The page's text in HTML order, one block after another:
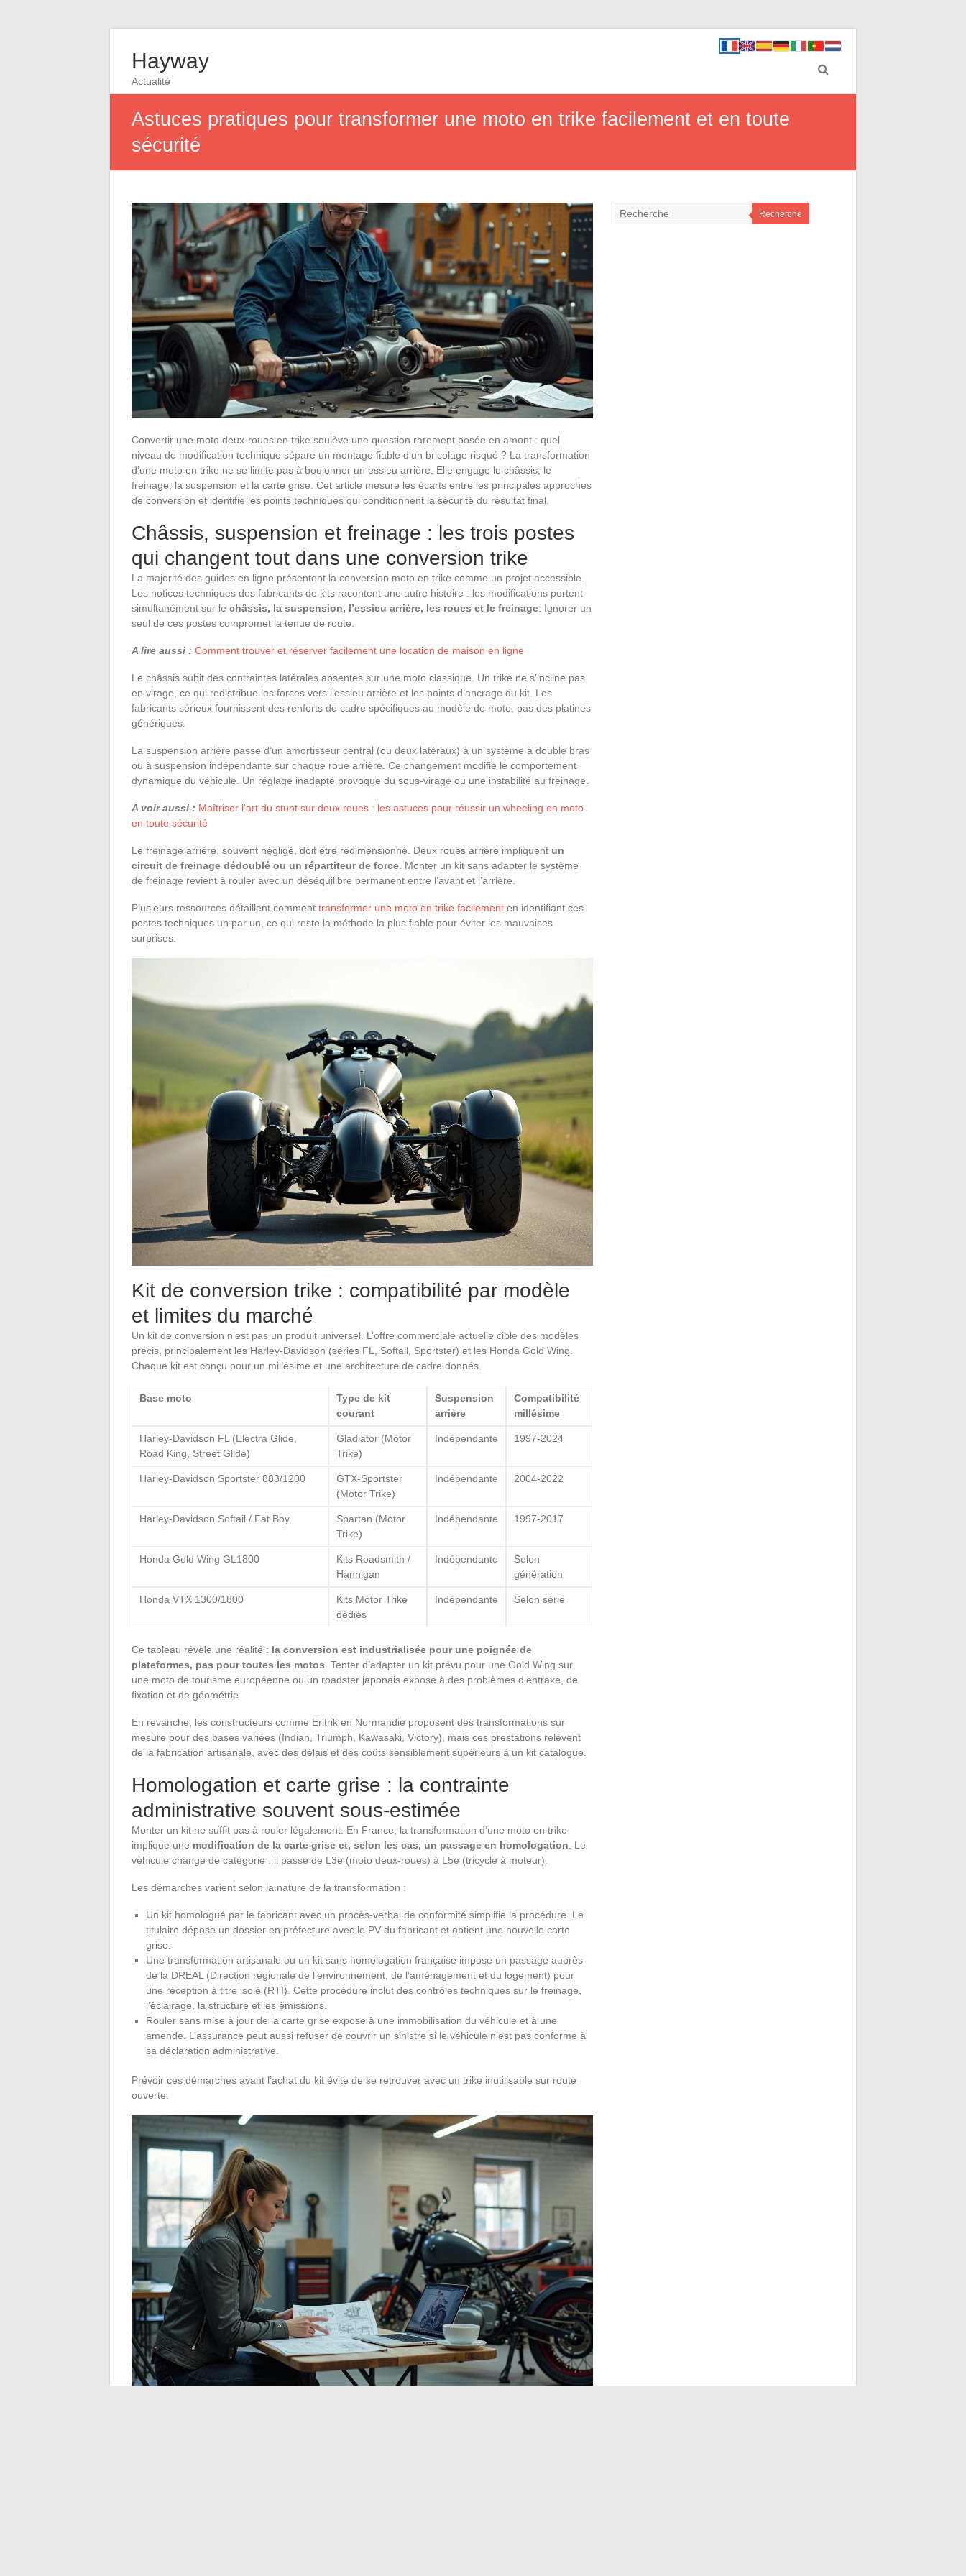
Hayway
Actualité
Astuces pratiques pour transformer une moto en trike facilement et en toute
sécurité
Convertir une moto deux-roues en trike soulève une question rarement posée en amont : quel
niveau de modification technique sépare un montage fiable d’un bricolage risqué ? La transformation
d’une moto en trike ne se limite pas à boulonner un essieu arrière. Elle engage le châssis, le
freinage, la suspension et la carte grise. Cet article mesure les écarts entre les principales approches
de conversion et identifie les points techniques qui conditionnent la sécurité du résultat final.
Châssis, suspension et freinage : les trois postes
qui changent tout dans une conversion trike
La majorité des guides en ligne présentent la conversion moto en trike comme un projet accessible.
Les notices techniques des fabricants de kits racontent une autre histoire : les modifications portent
simultanément sur le châssis, la suspension, l’essieu arrière, les roues et le freinage . Ignorer un
seul de ces postes compromet la tenue de route.
A lire aussi : Comment trouver et réserver facilement une location de maison en ligne
Le châssis subit des contraintes latérales absentes sur une moto classique. Un trike ne s’incline pas
en virage, ce qui redistribue les forces vers l’essieu arrière et les points d’ancrage du kit. Les
fabricants sérieux fournissent des renforts de cadre spécifiques au modèle de moto, pas des platines
génériques.
La suspension arrière passe d’un amortisseur central (ou deux latéraux) à un système à double bras
ou à suspension indépendante sur chaque roue arrière. Ce changement modifie le comportement
dynamique du véhicule. Un réglage inadapté provoque du sous-virage ou une instabilité au freinage.
A voir aussi : Maîtriser l'art du stunt sur deux roues : les astuces pour réussir un wheeling en moto
en toute sécurité
Le freinage arrière, souvent négligé, doit être redimensionné. Deux roues arrière impliquent un
circuit de freinage dédoublé ou un répartiteur de force . Monter un kit sans adapter le système
de freinage revient à rouler avec un déséquilibre permanent entre l’avant et l’arrière.
Plusieurs ressources détaillent comment transformer une moto en trike facilement en identifiant ces
postes techniques un par un, ce qui reste la méthode la plus fiable pour éviter les mauvaises
surprises.
Kit de conversion trike : compatibilité par modèle
et limites du marché
Un kit de conversion n’est pas un produit universel. L’offre commerciale actuelle cible des modèles
précis, principalement les Harley-Davidson (séries FL, Softail, Sportster) et les Honda Gold Wing.
Chaque kit est conçu pour un millésime et une architecture de cadre donnés.
Base moto
Type de kit
courant
Suspension
arrière
Compatibilité
millésime
Harley-Davidson FL (Electra Glide,
Road King, Street Glide)
Gladiator (Motor
Trike)
Indépendante 1997-2024
Harley-Davidson Sportster 883/1200
GTX-Sportster
(Motor Trike)
Indépendante 2004-2022
Harley-Davidson Softail / Fat Boy
Spartan (Motor
Trike)
Indépendante 1997-2017
Honda Gold Wing GL1800
Kits Roadsmith /
Hannigan
Indépendante
Selon
génération
Honda VTX 1300/1800
Kits Motor Trike
dédiés
Indépendante Selon série
Ce tableau révèle une réalité : la conversion est industrialisée pour une poignée de
plateformes, pas pour toutes les motos . Tenter d’adapter un kit prévu pour une Gold Wing sur
une moto de tourisme européenne ou un roadster japonais expose à des problèmes d’entraxe, de
fixation et de géométrie.
En revanche, les constructeurs comme Eritrik en Normandie proposent des transformations sur
mesure pour des bases variées (Indian, Triumph, Kawasaki, Victory), mais ces prestations relèvent
de la fabrication artisanale, avec des délais et des coûts sensiblement supérieurs à un kit catalogue.
Homologation et carte grise : la contrainte
administrative souvent sous-estimée
Monter un kit ne suffit pas à rouler légalement. En France, la transformation d’une moto en trike
implique une modification de la carte grise et, selon les cas, un passage en homologation . Le
véhicule change de catégorie : il passe de L3e (moto deux-roues) à L5e (tricycle à moteur).
Les démarches varient selon la nature de la transformation :
Un kit homologué par le fabricant avec un procès-verbal de conformité simplifie la procédure. Le
titulaire dépose un dossier en préfecture avec le PV du fabricant et obtient une nouvelle carte
grise.
Une transformation artisanale ou un kit sans homologation française impose un passage auprès
de la DREAL (Direction régionale de l’environnement, de l’aménagement et du logement) pour
une réception à titre isolé (RTI). Cette procédure inclut des contrôles techniques sur le freinage,
l’éclairage, la structure et les émissions.
Rouler sans mise à jour de la carte grise expose à une immobilisation du véhicule et à une
amende. L’assurance peut aussi refuser de couvrir un sinistre si le véhicule n’est pas conforme à
sa déclaration administrative.
Prévoir ces démarches avant l’achat du kit évite de se retrouver avec un trike inutilisable sur route
ouverte.
Recherche